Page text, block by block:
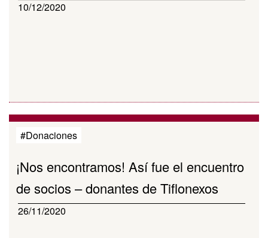
10/12/2020
#Donaciones
¡Nos encontramos! Así fue el encuentro
de socios – donantes de Tiflonexos
26/11/2020